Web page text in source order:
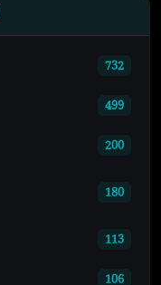
732
499
200
180
113
106